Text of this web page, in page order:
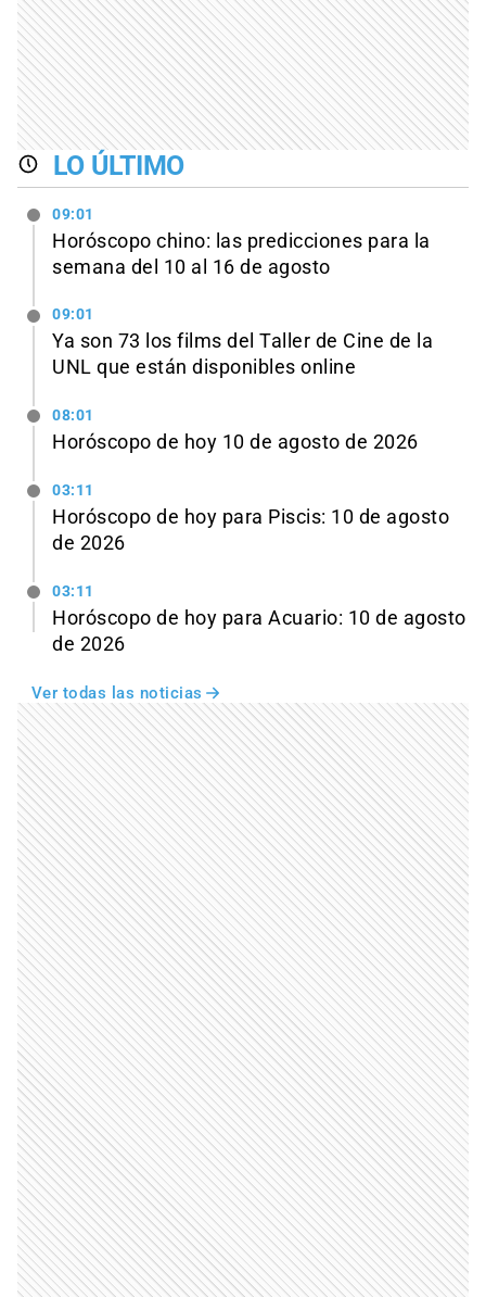
LO ÚLTIMO
09:01
Horóscopo chino: las predicciones para la
semana del 10 al 16 de agosto
09:01
Ya son 73 los films del Taller de Cine de la
UNL que están disponibles online
08:01
Horóscopo de hoy 10 de agosto de 2026
03:11
Horóscopo de hoy para Piscis: 10 de agosto
de 2026
03:11
Horóscopo de hoy para Acuario: 10 de agosto
de 2026
Ver todas las noticias